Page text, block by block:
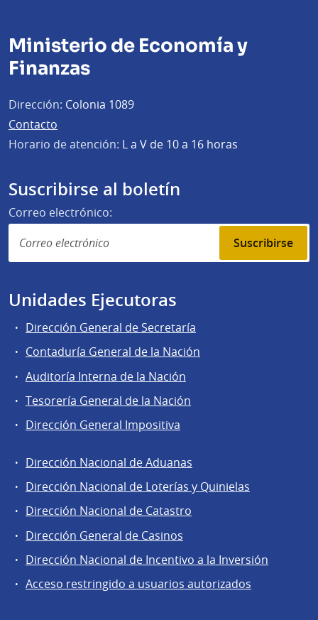
Ministerio de Economía y
Finanzas
Dirección: Colonia 1089
Contacto
Horario de atención: L a V de 10 a 16 horas
Suscribirse al boletín
Correo electrónico:
Suscribirse
Unidades Ejecutoras
Dirección General de Secretaría
Contaduría General de la Nación
Auditoría Interna de la Nación
Tesorería General de la Nación
Dirección General Impositiva
Áreas
de
la
Dirección
General
de
Secretaría
Dirección Nacional de Aduanas
Dirección Nacional de Loterías y Quinielas
Dirección Nacional de Catastro
Dirección General de Casinos
Dirección Nacional de Incentivo a la Inversión
Acceso restringido a usuarios autorizados